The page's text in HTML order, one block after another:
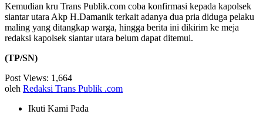
Kemudian kru Trans Publik.com coba konfirmasi kepada kapolsek
siantar utara Akp H.Damanik terkait adanya dua pria diduga pelaku
maling yang ditangkap warga, hingga berita ini dikirim ke meja
redaksi kapolsek siantar utara belum dapat ditemui.
(TP/SN)
Post Views: 1,664
oleh Redaksi Trans Publik .com
Ikuti Kami Pada